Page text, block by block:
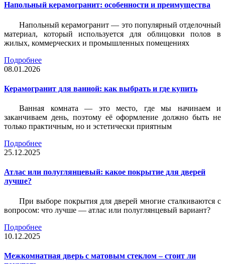
Напольный керамогранит: особенности и преимущества
Напольный керамогранит — это популярный отделочный
материал, который используется для облицовки полов в
жилых, коммерческих и промышленных помещениях
Подробнее
08.01.2026
Керамогранит для ванной: как выбрать и где купить
Ванная комната — это место, где мы начинаем и
заканчиваем день, поэтому её оформление должно быть не
только практичным, но и эстетически приятным
Подробнее
25.12.2025
Атлас или полуглянцевый: какое покрытие для дверей
лучше?
При выборе покрытия для дверей многие сталкиваются с
вопросом: что лучше — атлас или полуглянцевый вариант?
Подробнее
10.12.2025
Межкомнатная дверь с матовым стеклом – стоит ли